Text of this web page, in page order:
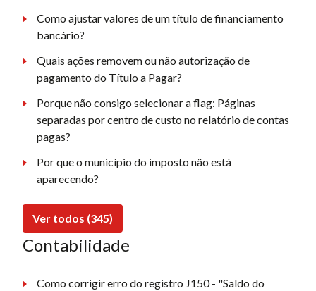
Como ajustar valores de um título de financiamento
bancário?
Quais ações removem ou não autorização de
pagamento do Título a Pagar?
Porque não consigo selecionar a flag: Páginas
separadas por centro de custo no relatório de contas
pagas?
Por que o município do imposto não está
aparecendo?
Ver todos (345)
Contabilidade
Como corrigir erro do registro J150 - "Saldo do